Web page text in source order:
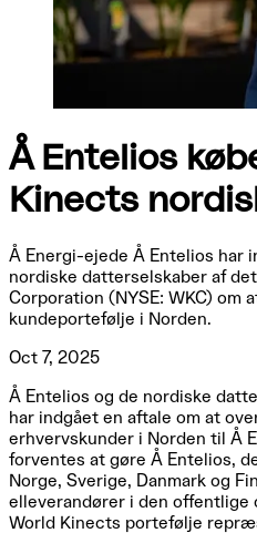
Å Entelios
Kinects
Å Energi-ejede Å Entelios har
nordiske datterselskaber af
Corporation (NYSE: WKC) om
kundeportefølje i Norden.
Oct 7, 2025
Å Entelios og de nordiske
har indgået en aftale om at
erhvervskunder i Norden til Å
forventes at gøre Å Entelios,
Norge, Sverige, Danmark og
elleverandører i den offentlige
World Kinects portefølje